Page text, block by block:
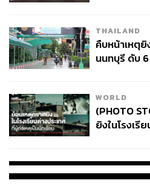
THAILAND
คืบหน้าเหตุยิ
นนทบุรี ดับ
WORLD
(PHOTO
ยิงในโรงเรี